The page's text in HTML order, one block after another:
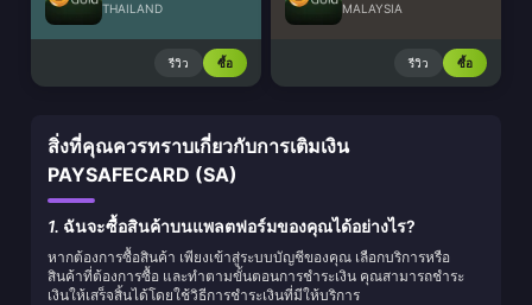
THAILAND
รีวิว ซื้อ
MALAYSIA
รีวิว ซื้อ
สิ่งที่คุณควรทราบเกี่ยวกับการเติมเงิน
PAYSAFECARD (SA)
1. ฉันจะซื้อสินค้าบนแพลตฟอร์มของคุณได้อย่างไร?
หากต้องการซื้อสินค้า เพียงเข้าสู่ระบบบัญชีของคุณ เลือกบริการหรือ
สินค้าที่ต้องการซื้อ และทำตามขั้นตอนการชำระเงิน คุณสามารถชำระ
เงินให้เสร็จสิ้นได้โดยใช้วิธีการชำระเงินที่มีให้บริการ